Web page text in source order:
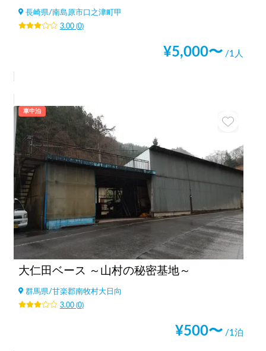
長崎県/南島原市口之津町甲
3.00(0)
¥5,000〜 /1人
車中泊
大仁田ベース ～山村の秘密基地～
群馬県/甘楽郡南牧村大日向
3.00(0)
¥500〜 /1泊